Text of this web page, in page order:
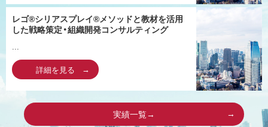
レゴ®シリアスプレイ®メソッドと教材を活用
した戦略策定・組織開発コンサルティング
...
詳細を見る
実績一覧→